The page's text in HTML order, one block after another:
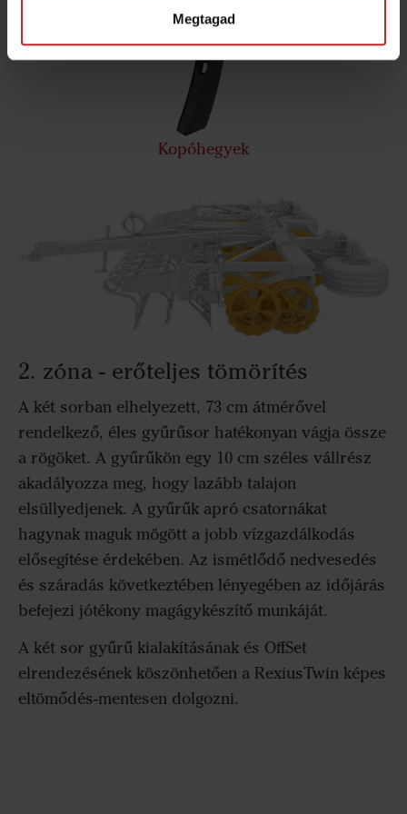
Megtagad
Kopóhegyek
2. zóna - erőteljes tömörítés
A két sorban elhelyezett, 73 cm átmérővel
rendelkező, éles gyűrűsor hatékonyan vágja össze
a rögöket. A gyűrűkön egy 10 cm széles vállrész
akadályozza meg, hogy lazább talajon
elsüllyedjenek. A gyűrűk apró csatornákat
hagynak maguk mögött a jobb vízgazdálkodás
elősegítése érdekében. Az ismétlődő nedvesedés
és száradás következtében lényegében az időjárás
befejezi jótékony magágykészítő munkáját.
A két sor gyűrű kialakításának és OffSet
elrendezésének köszönhetően a RexiusTwin képes
eltömődés-mentesen dolgozni.